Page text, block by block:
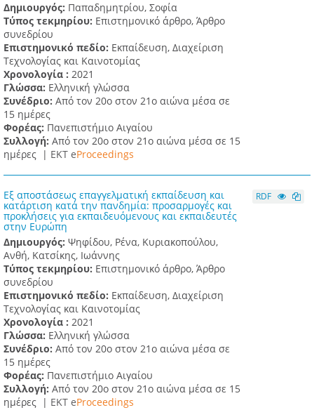
Δημιουργός: Παπαδημητρίου, Σοφία
Τύπος τεκμηρίου: Επιστημονικό άρθρο, Άρθρο
συνεδρίου
Επιστημονικό πεδίο: Εκπαίδευση, Διαχείριση
Τεχνολογίας και Καινοτομίας
Χρονολογία : 2021
Γλώσσα: Ελληνική γλώσσα
Συνέδριο: Από τον 20ο στον 21ο αιώνα μέσα σε
15 ημέρες
Φορέας: Πανεπιστήμιο Αιγαίου
Συλλογή: Από τον 20ο στον 21ο αιώνα μέσα σε 15
ημέρες | ΕΚΤ eProceedings
Εξ αποστάσεως επαγγελματική εκπαίδευση και
κατάρτιση κατά την πανδημία: προσαρμογές και
προκλήσεις για εκπαιδευόμενους και εκπαιδευτές
στην Ευρώπη
Δημιουργός: Ψηφίδου, Ρένα, Κυριακοπούλου,
Ανθή, Κατσίκης, Ιωάννης
Τύπος τεκμηρίου: Επιστημονικό άρθρο, Άρθρο
συνεδρίου
Επιστημονικό πεδίο: Εκπαίδευση, Διαχείριση
Τεχνολογίας και Καινοτομίας
Χρονολογία : 2021
Γλώσσα: Ελληνική γλώσσα
Συνέδριο: Από τον 20ο στον 21ο αιώνα μέσα σε
15 ημέρες
Φορέας: Πανεπιστήμιο Αιγαίου
Συλλογή: Από τον 20ο στον 21ο αιώνα μέσα σε 15
ημέρες | ΕΚΤ eProceedings
RDF